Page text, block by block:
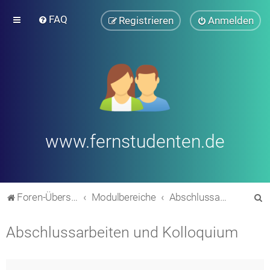
FAQ Anmelden
Registrieren
www.fernstudenten.de
Foren-Übersicht Modulbereiche Abschlussarbeiten und Kolloquium
Abschlussarbeiten und Kolloquium